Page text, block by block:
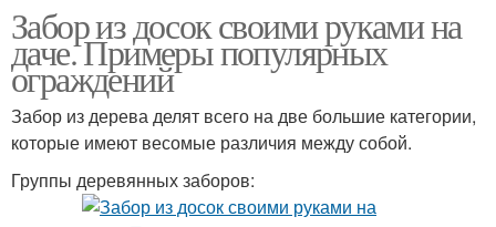
Забор из досок своими руками на
даче. Примеры популярных
ограждений
Забор из дерева делят всего на две большие категории,
которые имеют весомые различия между собой.
Группы деревянных заборов: